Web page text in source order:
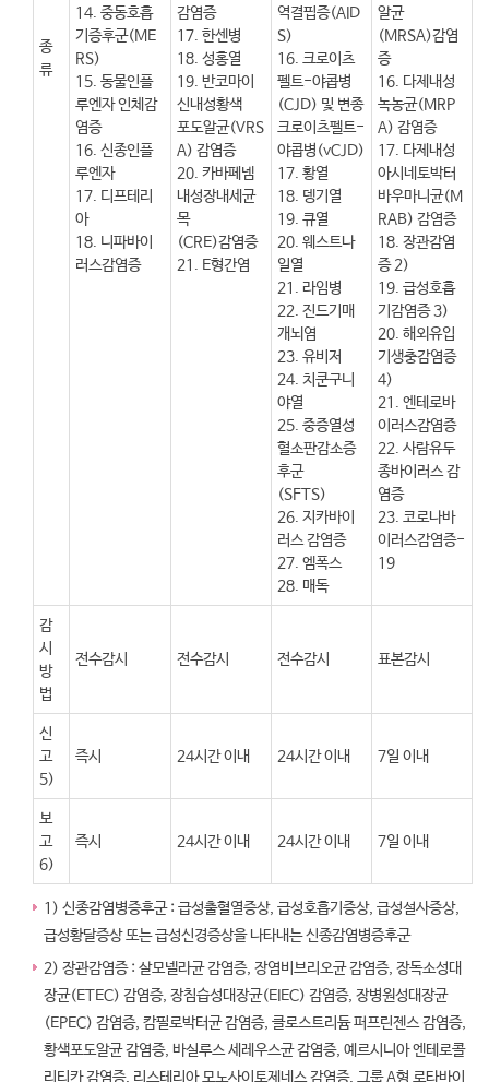
종
류
14. 중동호흡
기증후군(ME
RS)
15. 동물인플
루엔자 인체감
염증
16. 신종인플
루엔자
17. 디프테리
아
18. 니파바이
러스감염증
감염증
17. 한센병
18. 성홍열
19. 반코마이
신내성황색
포도알균(VRS
A) 감염증
20. 카바페넴
내성장내세균
목
(CRE)감염증
21. E형간염
역결핍증(AID
S)
16. 크로이츠
펠트-야콥병
(CJD) 및 변종
크로이츠펠트-
야콥병(vCJD)
17. 황열
18. 뎅기열
19. 큐열
20. 웨스트나
일열
21. 라임병
22. 진드기매
개뇌염
23. 유비저
24. 치쿤구니
야열
25. 중증열성
혈소판감소증
후군
(SFTS)
26. 지카바이
러스 감염증
27. 엠폭스
28. 매독
알균
(MRSA)감염
증
16. 다제내성
녹농균(MRP
A) 감염증
17. 다제내성
아시네토박터
바우마니균(M
RAB) 감염증
18. 장관감염
증 2)
19. 급성호흡
기감염증 3)
20. 해외유입
기생충감염증
4)
21. 엔테로바
이러스감염증
22. 사람유두
종바이러스 감
염증
23. 코로나바
이러스감염증-
19
감
시
방
법
전수감시 전수감시 전수감시 표본감시
신
고
5)
즉시 24시간 이내 24시간 이내 7일 이내
보
고
6)
즉시 24시간 이내 24시간 이내 7일 이내
1) 신종감염병증후군 : 급성출혈열증상, 급성호흡기증상, 급성설사증상,
급성황달증상 또는 급성신경증상을 나타내는 신종감염병증후군
2) 장관감염증 : 살모넬라균 감염증, 장염비브리오균 감염증, 장독소성대
장균(ETEC) 감염증, 장침습성대장균(EIEC) 감염증, 장병원성대장균
(EPEC) 감염증, 캄필로박터균 감염증, 클로스트리듐 퍼프린젠스 감염증,
황색포도알균 감염증, 바실루스 세레우스균 감염증, 예르시니아 엔테로콜
리티카 감염증, 리스테리아 모노사이토제네스 감염증, 그룹 A형 로타바이